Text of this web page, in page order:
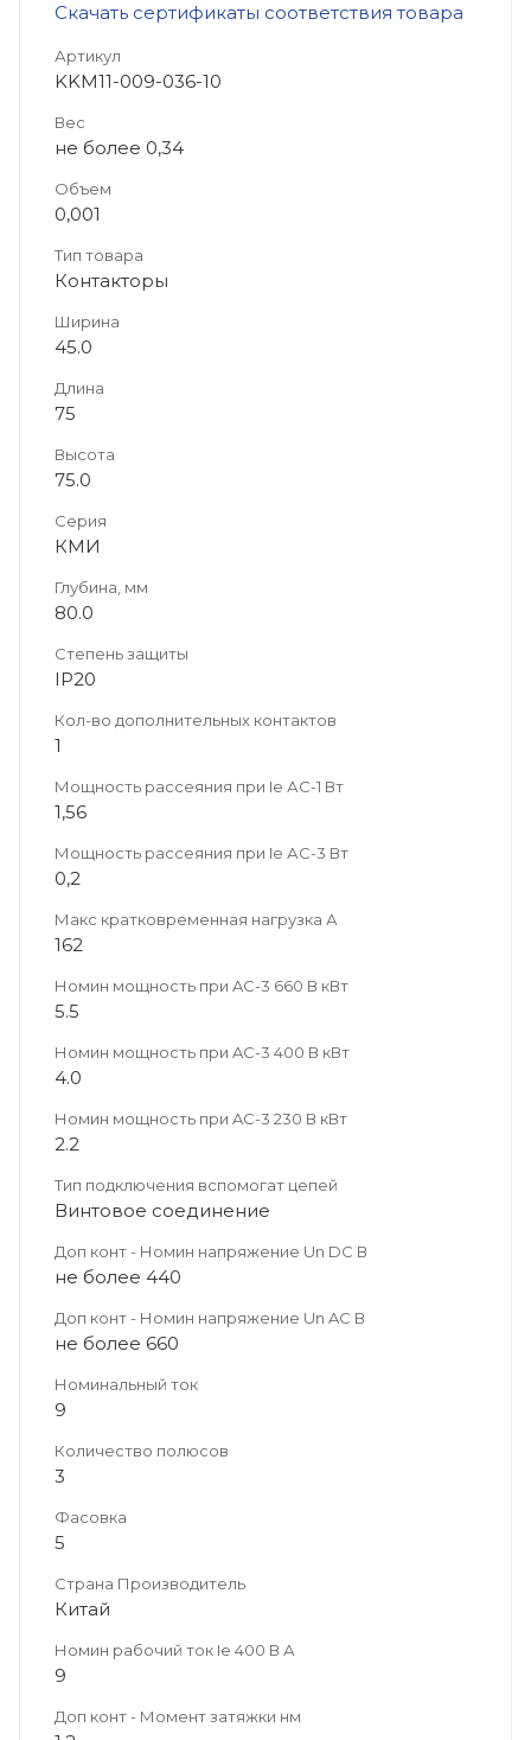
Скачать сертификаты соответствия товара
Артикул
KKM11-009-036-10
Вес
не более 0,34
Объем
0,001
Тип товара
Контакторы
Ширина
45.0
Длина
75
Высота
75.0
Серия
КМИ
Глубина, мм
80.0
Степень защиты
IP20
Кол-во дополнительных контактов
1
Мощность рассеяния при Ie АС-1 Вт
1,56
Мощность рассеяния при Ie АС-3 Вт
0,2
Макс кратковременная нагрузка А
162
Номин мощность при AC-3 660 В кВт
5.5
Номин мощность при AC-3 400 В кВт
4.0
Номин мощность при AC-3 230 В кВт
2.2
Тип подключения вспомогат цепей
Винтовое соединение
Доп конт - Номин напряжение Un DC В
не более 440
Доп конт - Номин напряжение Un AC В
не более 660
Номинальный ток
9
Количество полюсов
3
Фасовка
5
Страна Производитель
Китай
Номин рабочий ток Ie 400 В А
9
Доп конт - Момент затяжки нм